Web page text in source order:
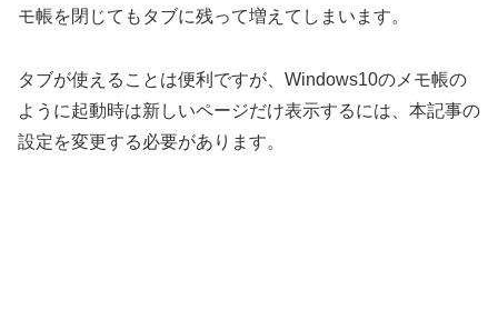
モ帳を閉じてもタブに残って増えてしまいます。
タブが使えることは便利ですが、Windows10のメモ帳の
ように起動時は新しいページだけ表示するには、本記事の
設定を変更する必要があります。